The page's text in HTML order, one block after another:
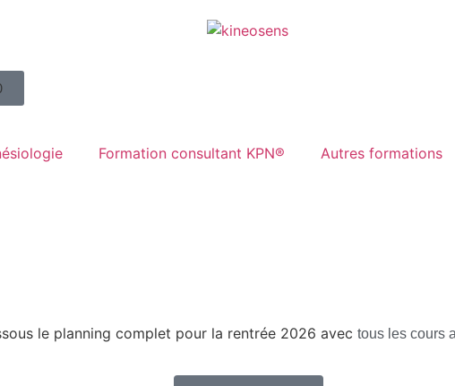
Formation consultant KPN® Autres formations
le planning complet pour la rentrée 2026 avec tous les cours